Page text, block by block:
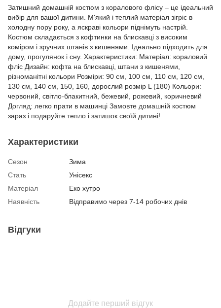
Затишний домашній костюм з коралового флісу – це ідеальний
вибір для вашої дитини. М'який і теплий матеріал зігріє в
холодну пору року, а яскраві кольори піднімуть настрій.
Костюм складається з кофтинки на блискавці з високим
коміром і зручних штанів з кишенями. Ідеально підходить для
дому, прогулянок і сну. Характеристики: Матеріал: кораловий
фліс Дизайн: кофта на блискавці, штани з кишенями,
різноманітні кольори Розміри: 90 см, 100 см, 110 см, 120 см,
130 см, 140 см, 150, 160, дорослий розмір L (180) Кольори:
червоний, світло-блакитний, бежевий, рожевий, коричневий
Догляд: легко прати в машинці Замовте домашній костюм
зараз і подаруйте тепло і затишок своїй дитині!
Характеристики
Сезон
Зима
Стать
Унісекс
Матеріал
Еко хутро
Наявність
Відправимо через 7-14 робочих днів
Відгуки
Додайте перший відгук